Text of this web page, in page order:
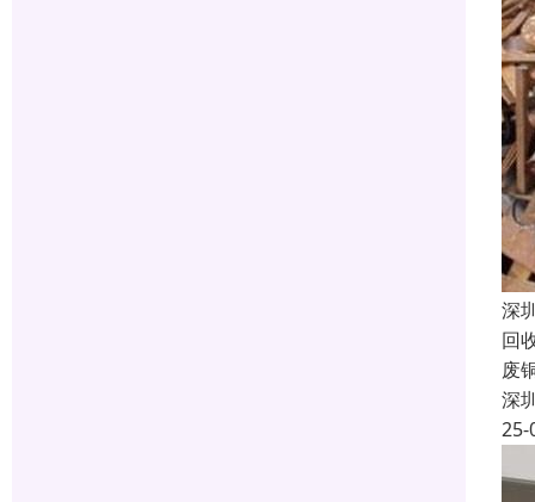
深
回
废
深
25-